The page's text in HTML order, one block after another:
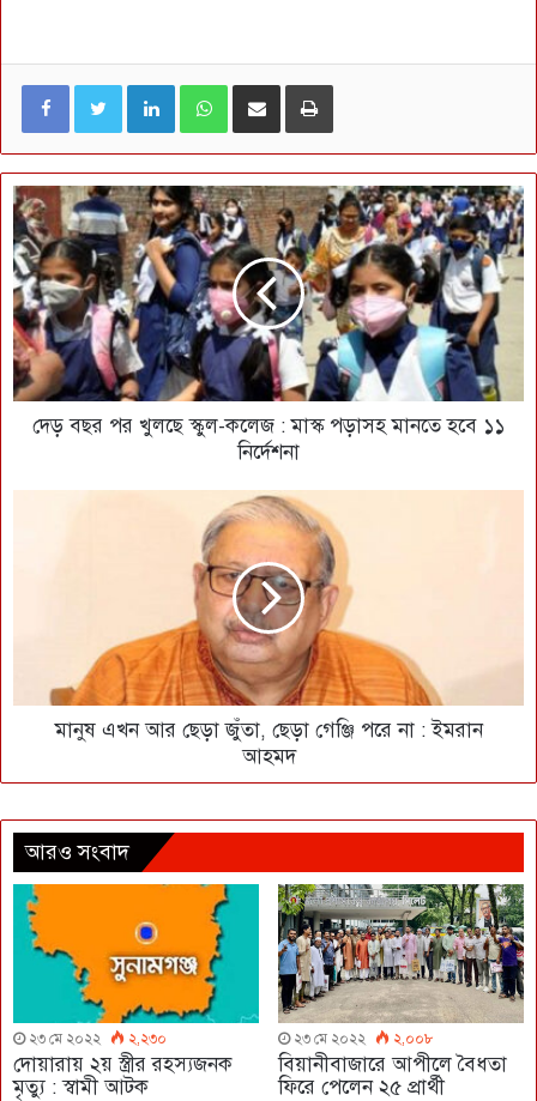
LinkedIn WhatsApp ই-মেইলে শেয়ার করুন
দেড় বছর পর খুলছে স্কুল-কলেজ : মাস্ক পড়াসহ মানতে হবে ১১
নির্দেশনা
মানুষ এখন আর ছেড়া জুঁতা, ছেড়া গেঞ্জি পরে না : ইমরান
আহমদ
আরও সংবাদ
২৩ মে ২০২২ ২,২৩০
দোয়ারায় ২য় স্ত্রীর রহস্যজনক
মৃত্যু : স্বামী আটক
২৩ মে ২০২২ ২,০০৮
বিয়ানীবাজারে আপীলে বৈধতা
ফিরে পেলেন ২৫ প্রার্থী